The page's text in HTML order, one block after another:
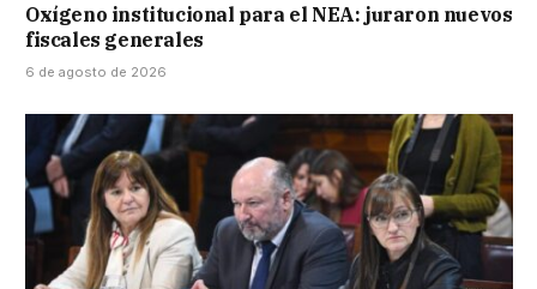
Oxígeno institucional para el NEA: juraron nuevos
fiscales generales
6 de agosto de 2026